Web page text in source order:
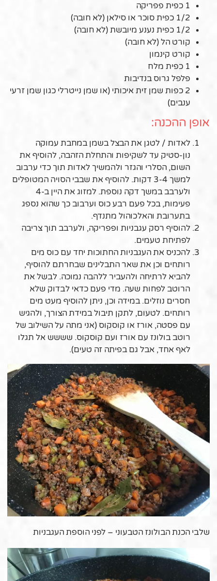
1 כפית פפריקה
1/2 כפית סוכר או סילאן (לא חובה)
1/2 כפית נענע מיובשת (לא חובה)
קורט הל (לא חובה)
קורט קינמון
1 כפית מלח
פלפל גרוס בנדיבות
2 כפות שמן זית איכותי (או שמן נייטרלי כגון שמן זרעי
ענבים)
אופן ההכנה:
לאדות / לטגן את הבצל בשמן במחבת עמוקה
נון-סטיק עד לשקיפות והתחלת הזהבה, להוסיף את
השום, הסלרי והגזר ולהמשיך לאדות תוך כדי ערבוב
למשך 3-4 דקות. להוסיף את שבבי הסויה המטופלים
ולערבב במשך דקה נוספת. למזוג את היין ב-4
פעימות, בכל פעם רבע כוס וערבוב כך שהוא נספג
בתערובת והאלכוהול מתנדף.
להוסיף רסק עגבניות ופפריקה, ולערבב תוך צריבה
לפתיחת טעמים.
להכניס את העגבניות החתוכות יחד עם כוס מים
רותחים וכן את שאר התבלינים שבחרתם להוסיף,
להביא לרתיחה ולהעביר ללהבה נמוכה. לבשל את
הרוטב לפחות שעה. מדי פעם כדאי לבדוק שלא
חסרים נוזלים. במידה וכן, ניתן להוסיף מעט מים
רותחים. לטעום, לתקן תיבול במידת הצורך, ולהגיש
עם פסטה, אורז או קוסקוס (אני מתה על השילוב של
רוטב בולונז עם אורז ועם קוסקוס. שששש אל תגלו
לאף אחד, אבל גם בפיתה זה טעים).
שלבי הכנת הבולונז הטבעוני – לפני הוספת העגבניות